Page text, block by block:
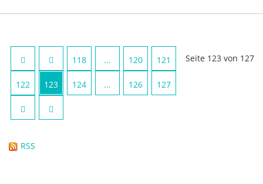
Seite 123 von 127
118 ... 120 121
122 123 124 ... 126 127
RSS